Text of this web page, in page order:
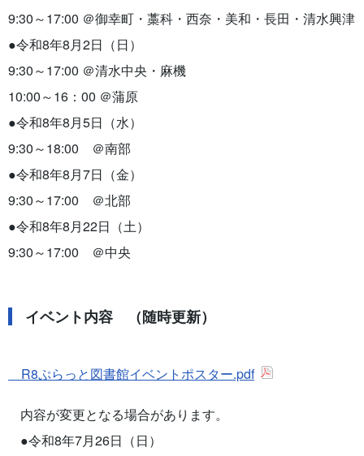
9:30～17:00 ＠御幸町・藁科・西奈・美和・長田・清水興津
●令和8年8月2日（日）
9:30～17:00 ＠清水中央・麻機
10:00～16：00 ＠蒲原
●令和8年8月5日（水）
9:30～18:00 ＠南部
●令和8年8月7日（金）
9:30～17:00 ＠北部
●令和8年8月22日（土）
9:30～17:00 ＠中央
イベント内容 （随時更新）
R8ぷらっと図書館イベントポスター.pdf
内容が変更となる場合があります。
●令和8年7月26日（日）